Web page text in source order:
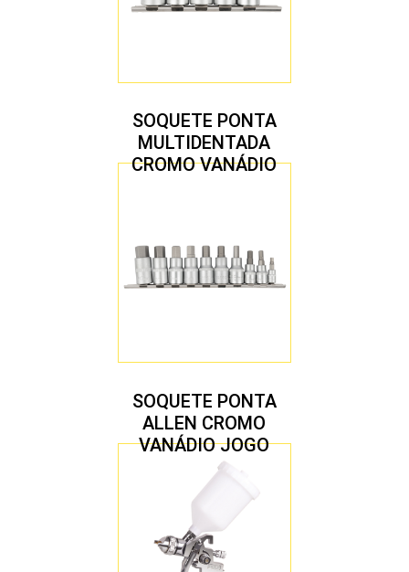
SOQUETE PONTA
MULTIDENTADA
CROMO VANÁDIO
SOQUETE PONTA
ALLEN CROMO
VANÁDIO JOGO
COM 10 PEÇAS